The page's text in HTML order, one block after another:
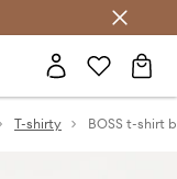
T-shirty BOSS t-shirt